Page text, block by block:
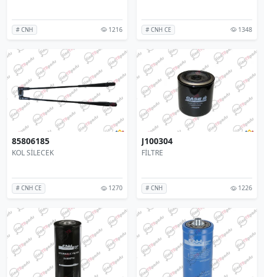
# CNH 1216 # CNH CE 1348
85806185
KOL SİLECEK
# CNH CE 1270
J100304
FİLTRE
# CNH 1226